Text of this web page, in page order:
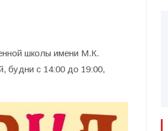
школы имени М.К.
будни с 14:00 до 19:00,